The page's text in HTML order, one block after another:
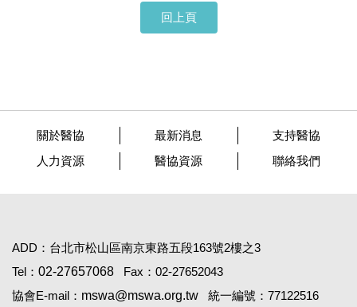
回上頁
關於醫協 最新消息
支持醫協
人力資源
醫協資源 聯絡我們
ADD：台北市松山區南京東路五段163號2樓之3
Tel： 02-27657068
Fax：02-27652043
協會E-mail： mswa@mswa.org.tw 統一編號：77122516